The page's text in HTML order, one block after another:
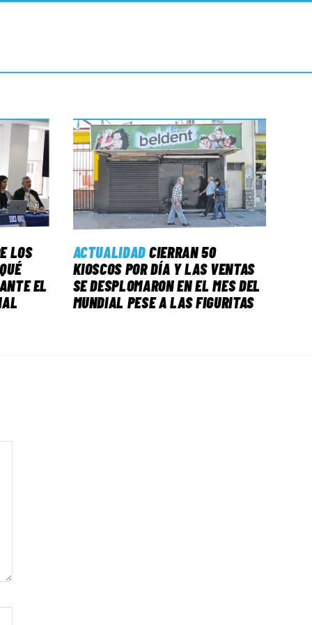
LOS
EL
ACTUALIDADCIERRAN 50
KIOSCOS POR DÍA Y LAS VENTAS
SE DESPLOMARON EN EL MES DEL
MUNDIAL PESE A LAS FIGURITAS